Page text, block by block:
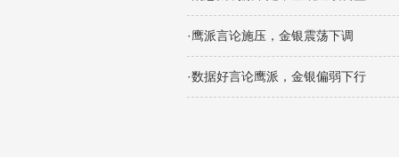
·鹰派言论施压，金银震荡下调
·数据好言论鹰派，金银偏弱下行
济南分公司：0531-86123236，
重庆营业部：023-63799091，023-